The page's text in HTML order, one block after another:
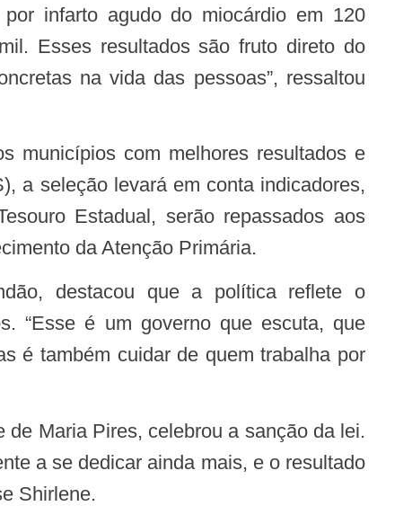
Esses resultados são fruto direto do
na vida das pessoas”, ressaltou
a seleção levará em conta indicadores,
Estadual, serão repassados aos
da Atenção Primária.
“Esse é um governo que escuta, que
é também cuidar de quem trabalha por
a se dedicar ainda mais, e o resultado
Shirlene.